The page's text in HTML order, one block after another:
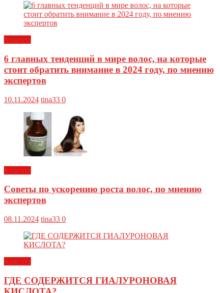
Красота
6 главных тенденций в мире волос, на которые
стоит обратить внимание в 2024 году, по мнению
экспертов
10.11.2024 tina33 0
Красота
Советы по ускорению роста волос, по мнению
экспертов
08.11.2024 tina33 0
Красота
ГДЕ СОДЕРЖИТСЯ ГИАЛУРОНОВАЯ